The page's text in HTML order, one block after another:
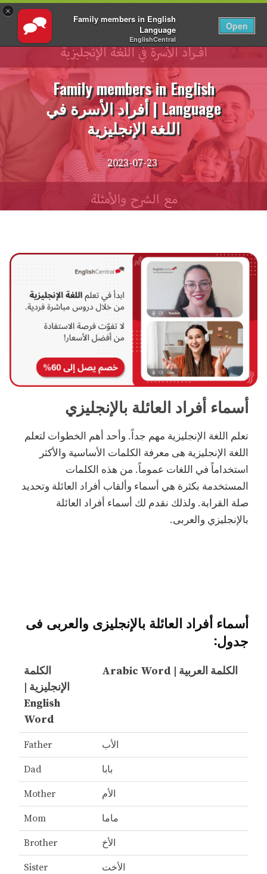
×
Family members in English
Language
EnglishCentral
Open
تسجيل الدخول AR
انتقل
Family members in English
Language | أفراد الأسرة في
اللغة الإنجليزية
2023-07-23
أسماء أفراد العائلة بالإنجليزي
تعلم اللغة الإنجليزية مهم جداً. وأحد أهم الخطوات لتعلم
اللغة الإنجليزية هى معرفة الكلمات الأساسية والأكثر
استخداماً في اللغات عموماً. من هذه الكلمات
المستخدمة بكثرة هي أسماء وألقاب أفراد العائلة وتحديد
صلة القرابة. ولذلك نقدم لك أسماء أفراد العائلة
بالإنجليزي والعربى.
أسماء أفراد العائلة بالإنجليزى والعربى فى
جدول:
الكلمة العربية | Arabic Word
الكلمة
الإنجليزية |
English
Word
الأب Father
بابا Dad
الأم Mother
ماما Mom
الأخ Brother
الأخت Sister